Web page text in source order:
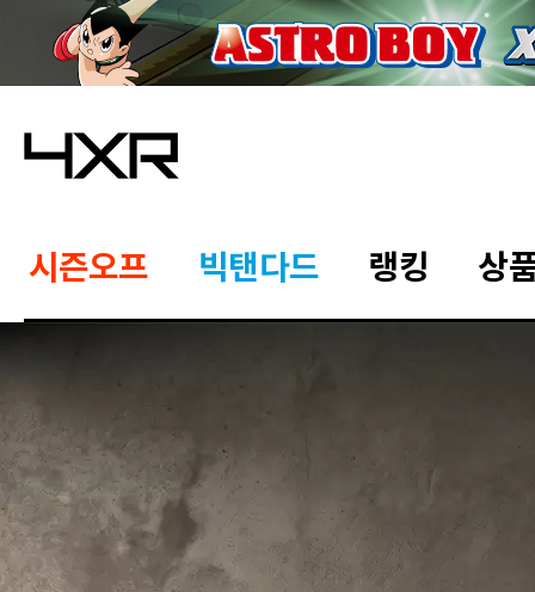
시즌오프 빅탠다드 랭킹 상